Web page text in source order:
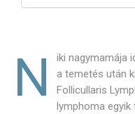
N
iki nagymamája
a temetés után
Follicullaris
lymphoma